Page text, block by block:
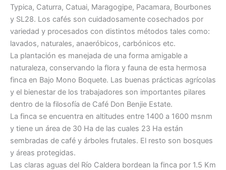
Typica, Caturra, Catuai, Maragogipe, Pacamara, Bourbones
y SL28. Los cafés son cuidadosamente cosechados por
variedad y procesados con distintos métodos tales como:
lavados, naturales, anaeróbicos, carbónicos etc.
La plantación es manejada de una forma amigable a
naturaleza, conservando la flora y fauna de esta hermosa
finca en Bajo Mono Boquete. Las buenas prácticas agrícolas
y el bienestar de los trabajadores son importantes pilares
dentro de la filosofía de Café Don Benjie Estate.
La finca se encuentra en altitudes entre 1400 a 1600 msnm
y tiene un área de 30 Ha de las cuales 23 Ha están
sembradas de café y árboles frutales. El resto son bosques
y áreas protegidas.
Las claras aguas del Río Caldera bordean la finca por 1.5 Km